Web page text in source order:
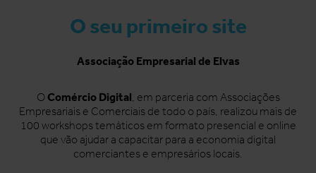
O seu primeiro site
Associação Empresarial de Elvas
O Comércio Digital, em parceria com Associações
Empresariais e Comerciais de todo o país, realizou mais de
100 workshops temáticos em formato presencial e online
que vão ajudar a capacitar para a economia digital
comerciantes e empresários locais.